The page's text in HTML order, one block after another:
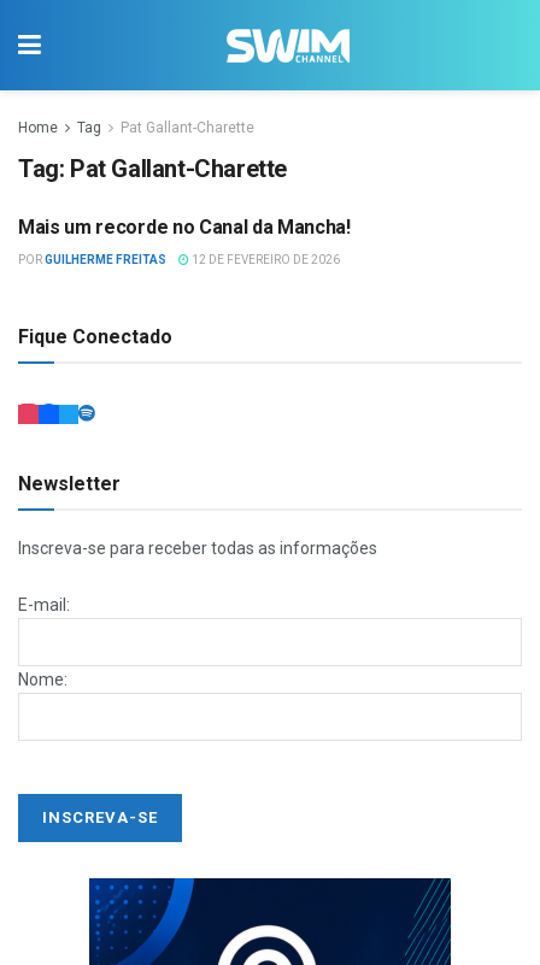
Home Tag Pat Gallant-Charette
Tag: Pat Gallant-Charette
ÁGUAS ABERTAS
Mais um recorde no Canal da Mancha!
PORGUILHERME FREITAS 12 DE FEVEREIRO DE 2026
Fique Conectado
Newsletter
Inscreva-se para receber todas as informações
E-mail:
Nome: